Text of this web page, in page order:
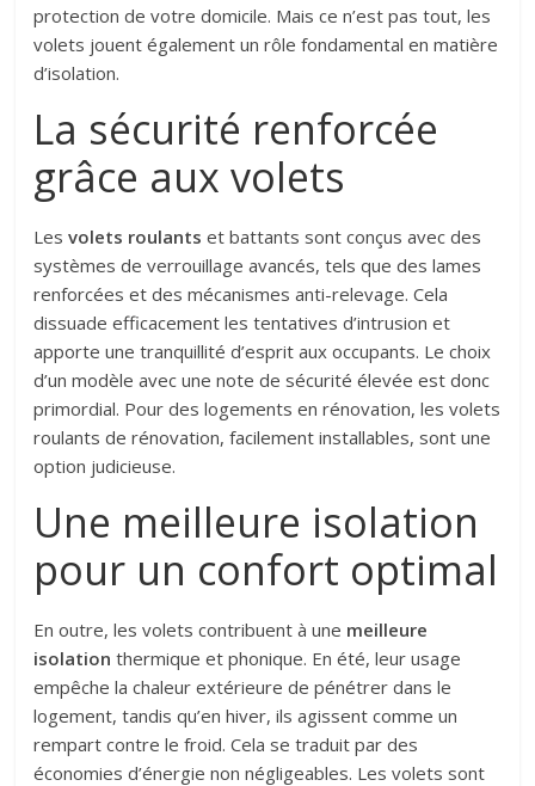
protection de votre domicile. Mais ce n’est pas tout, les
volets jouent également un rôle fondamental en matière
d’isolation.
La sécurité renforcée
grâce aux volets
Lesvolets roulants et battants sont conçus avec des
systèmes de verrouillage avancés, tels que des lames
renforcées et des mécanismes anti-relevage. Cela
dissuade efficacement les tentatives d’intrusion et
apporte une tranquillité d’esprit aux occupants. Le choix
d’un modèle avec une note de sécurité élevée est donc
primordial. Pour des logements en rénovation, les volets
roulants de rénovation, facilement installables, sont une
option judicieuse.
Une meilleure isolation
pour un confort optimal
En outre, les volets contribuent à une meilleure
isolation thermique et phonique. En été, leur usage
empêche la chaleur extérieure de pénétrer dans le
logement, tandis qu’en hiver, ils agissent comme un
rempart contre le froid. Cela se traduit par des
économies d’énergie non négligeables. Les volets sont